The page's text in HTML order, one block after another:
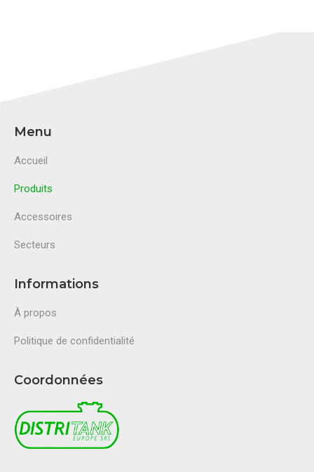
Menu
Accueil
Produits
Accessoires
Secteurs
Informations
À propos
Politique de confidentialité
Coordonnées